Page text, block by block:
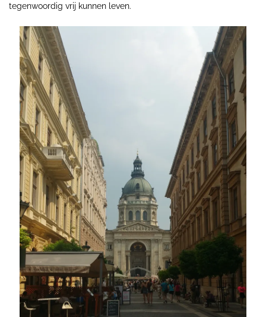
tegenwoordig vrij kunnen leven.